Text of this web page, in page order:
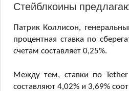
Стейблкоины
Патрик Коллисон,
процентная ставка по
счетам составляет 0,25%.
Между тем, ставки по
составляют 4,02% и 3,69%